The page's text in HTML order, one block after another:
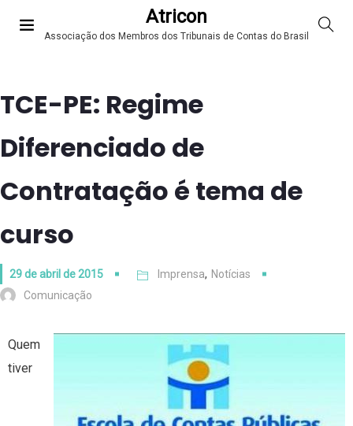
Atricon
Associação dos Membros dos Tribunais de Contas do Brasil
TCE-PE: Regime
Diferenciado de
Contratação é tema de
curso
29 de abril de 2015 Imprensa, Notícias
Comunicação
Quem
tiver